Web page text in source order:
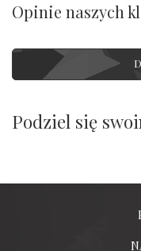
Opinie naszych
Podziel się